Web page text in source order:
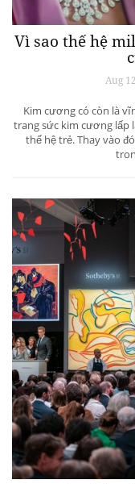
Vì sao thế hệ
Aug
Kim cương có còn là
trang sức kim cương lấp
thế hệ trẻ. Thay vào